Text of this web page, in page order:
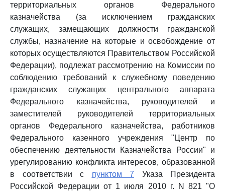
территориальных органов Федерального
казначейства (за исключением гражданских
служащих, замещающих должности гражданской
службы, назначение на которые и освобождение от
которых осуществляются Правительством Российской
Федерации), подлежат рассмотрению на Комиссии по
соблюдению требований к служебному поведению
гражданских служащих центрального аппарата
Федерального казначейства, руководителей и
заместителей руководителей территориальных
органов Федерального казначейства, работников
Федерального казенного учреждения "Центр по
обеспечению деятельности Казначейства России" и
урегулированию конфликта интересов, образованной
в соответствии с пунктом 7 Указа Президента
Российской Федерации от 1 июля 2010 г. N 821 "О